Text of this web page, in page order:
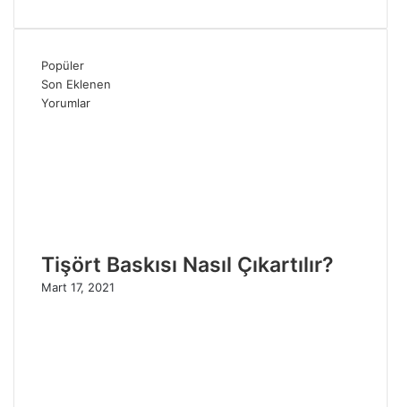
Popüler
Son Eklenen
Yorumlar
Tişört Baskısı Nasıl Çıkartılır?
Mart 17, 2021